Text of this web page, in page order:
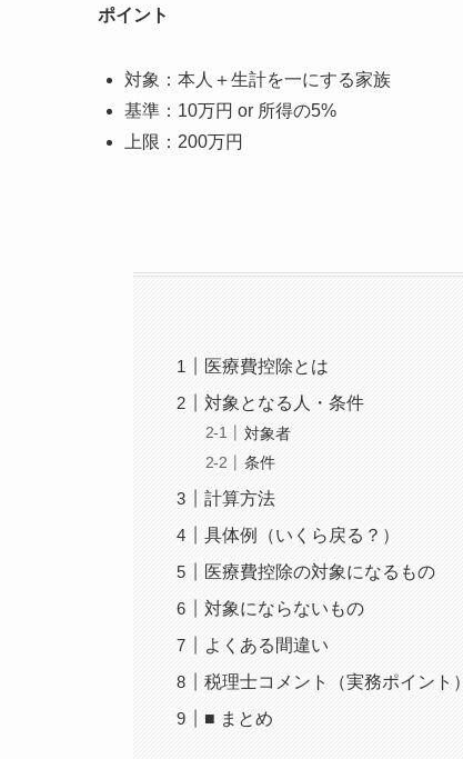
ポイント
対象：本人＋生計を一にする家族
基準：10万円 or 所得の5%
上限：200万円
医療費控除とは
対象となる人・条件
対象者
条件
計算方法
具体例（いくら戻る？）
医療費控除の対象になるもの
対象にならないもの
よくある間違い
税理士コメント（実務ポイント）
■ まとめ